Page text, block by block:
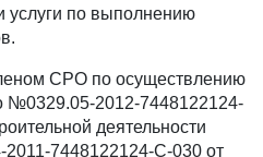
услуги по выполнению
СРО по осуществлению
№0329.05-2012-7448122124-
деятельности
7448122124-С-030 от